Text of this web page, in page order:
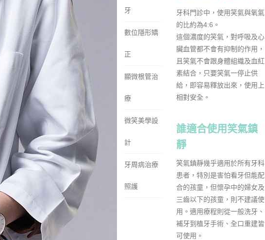
牙
數位隱形矯
正
顯微根管治
療
微笑美學設
計
牙周病治療
照護
牙科門診中，使用笑氣與氧氣
的比約為4:6。
這個濃度的笑氣，對呼吸及心
臟血管都不會有抑制的作用，
且笑氣不會跟身體組織及血紅
素結合，只要笑氣一停止供
給，即容易釋放出來，使用上
相對安全。
誰適合使用笑氣鎮
靜
笑氣鎮靜幾乎適用於所有牙科
患者，特別是害怕看牙但能配
合的孩童，但懷孕中的婦女及
三齒以下的孩童，則不建議使
用。適用療程則從一般洗牙、
補牙到植牙手術、全口重建皆
可使用。